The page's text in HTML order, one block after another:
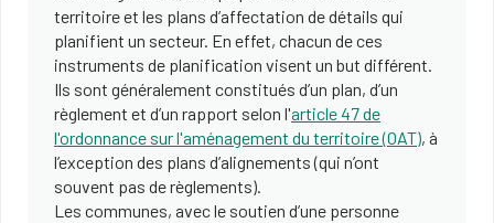
territoire et les plans d’affectation de détails qui
planifient un secteur. En effet, chacun de ces
instruments de planification visent un but différent.
Ils sont généralement constitués d’un plan, d’un
règlement et d’un rapport selon l'article 47 de
l'ordonnance sur l'aménagement du territoire (OAT), à
l’exception des plans d’alignements (qui n’ont
souvent pas de règlements).
Les communes, avec le soutien d’une personne